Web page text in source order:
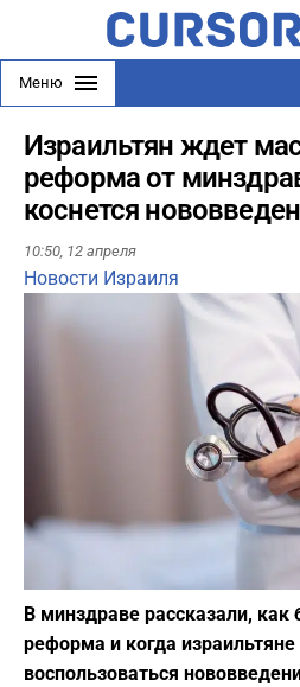
Меню
Израильтян ждет
реформа от
коснется
10:50, 12 апреля
Новости Израиля
В минздраве рассказали, как
реформа и когда израильтяне
воспользоваться